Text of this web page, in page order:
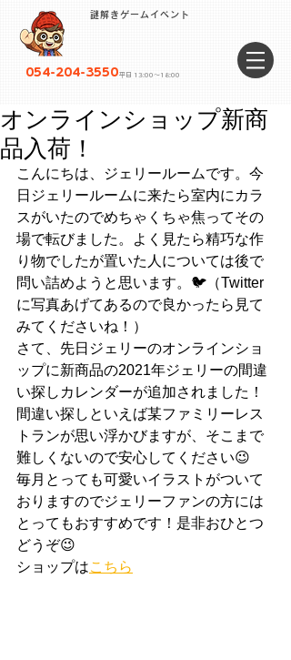
謎解きゲームイベント
054-204-3550 平日 13:00〜18:00
オンラインショップ新商
品入荷！
こんにちは、ジェリールームです。今
日ジェリールームに来たら室内にカラ
スがいたのでめちゃくちゃ焦ってその
場で転びました。よく見たら精巧な作
り物でしたが置いた人については後で
問い詰めようと思います。🐦（Twitter
に写真あげてあるので良かったら見て
みてくださいね！）
さて、先日ジェリーのオンラインショ
ップに新商品の2021年ジェリーの間違
い探しカレンダーが追加されました！
間違い探しといえば某ファミリーレス
トランが思い浮かびますが、そこまで
難しくないので安心してください😉
毎月とっても可愛いイラストがついて
おりますのでジェリーファンの方には
とってもおすすめです！是非おひとつ
どうぞ😉
ショップはこちら